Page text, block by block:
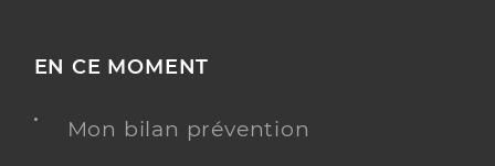
EN CE MOMENT
Mon bilan prévention